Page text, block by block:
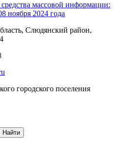
средства массовой информации:
ноября 2024 года
Слюдянский район,
городского поселения